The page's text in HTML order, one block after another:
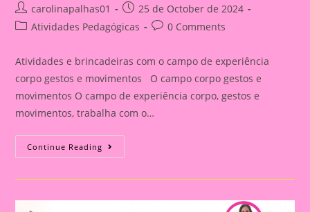
Post
author:
carolinapalhas01
Post
published:
25 de October de 2024
PostAtividades Pedagógicas
Post0 Comments
Atividades e brincadeiras com o campo de experiência
corpo gestos e movimentos O campo corpo gestos e
movimentos O campo de experiência corpo, gestos e
movimentos, trabalha com o…
Continue Reading Atividades
E
Corpo